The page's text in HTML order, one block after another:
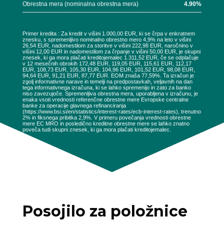
Obrestna mera (nominalna obrestna mera) 4.90%
Primer kredita : Za kredit v višini 1.000,00 EUR, ki se črpa v enkratnem
znesku, s spremenljivo nominalno obrestno mero 4,9% na leto v višini
26,54 EUR, nadomestilom za storitve v višini 222,98 EUR, naročnino v
višini 12,00 EUR in nadomestilom za črpanje v višini 50,00 EUR, je skupni
znesek, ki ga mora plačati kreditojemalec 1.311,52 EUR, če se odplačuje
v 12 mesečnih obrokih 172,48 EUR, 119,05 EUR, 115,61 EUR, 112,17
EUR, 108,73 EUR, 105,30 EUR, 104,96 EUR, 101,52 EUR, 98,08 EUR,
94,64 EUR, 91,21 EUR, 87,77 EUR. EOM znaša 77,59%. Ta izračun je
zgolj informativne narave in temelji na predpostavkah, veljavnih na dan
tega informativnega izračuna, ki se lahko spremenijo in zato za banko
niso zavezujoče. Spremenljiva obrestna mera, uporabljena v izračunu, je
enaka vsoti vrednosti referenčne obrestne mere Evropske centralne
banke za operacije glavnega refinanciranja
(https://www.bsi.si/en/statistics/interest-rates/ecb-interest-rates), trenutno
2% in fiksnega pribitka 2,9%. V primeru povečanja vrednosti obrestne
mere EC MRO in posledično kreditne obrestne mere se lahko znatno
poveča tudi skupni znesek, ki ga mora plačati kreditojemalec.
Posojilo za položnice